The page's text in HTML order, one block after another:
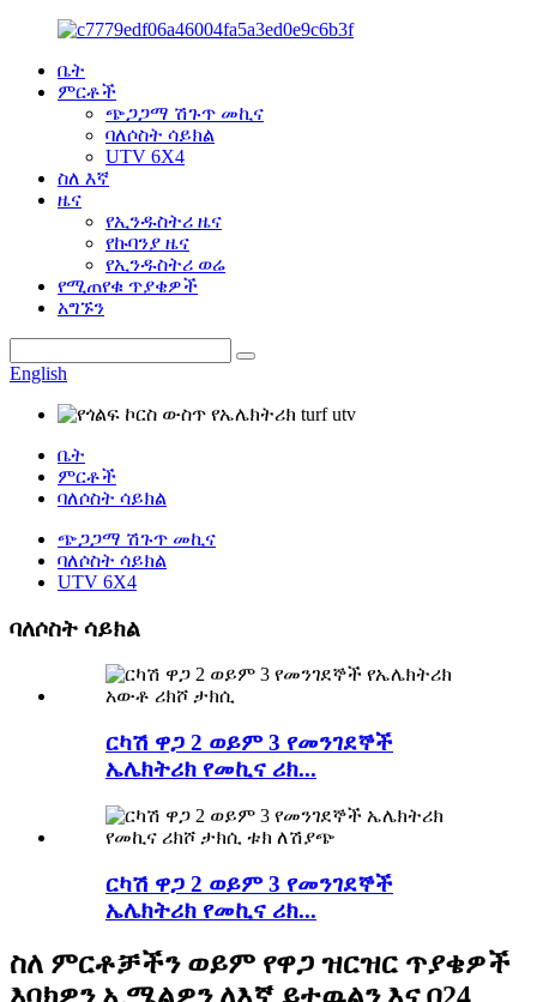
ቤት
ምርቶች
ጭጋጋማ ሽጉጥ መኪና
ባለሶስት ሳይክል
UTV 6X4
ስለ እኛ
ዜና
የኢንዱስትሪ ዜና
የኩባንያ ዜና
የኢንዱስትሪ ወሬ
የሚጠየቁ ጥያቄዎች
አግኙን
English
ቤት
ምርቶች
ባለሶስት ሳይክል
ጭጋጋማ ሽጉጥ መኪና
ባለሶስት ሳይክል
UTV 6X4
ባለሶስት ሳይክል
ርካሽ ዋጋ 2 ወይም 3 የመንገደኞች
ኤሌክትሪክ የመኪና ሪክ...
ርካሽ ዋጋ 2 ወይም 3 የመንገደኞች
ኤሌክትሪክ የመኪና ሪክ...
ስለ ምርቶቻችን ወይም የዋጋ ዝርዝር ጥያቄዎች
እባክዎን ኢሜልዎን ለእኛ ይተዉልን እና በ24